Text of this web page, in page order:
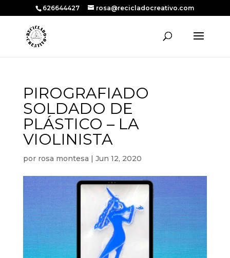
626644427 rosa@recicladocreativo.com
PIROGRAFIADO
SOLDADO DE
PLÁSTICO – LA
VIOLINISTA
por rosa montesa | Jun 12, 2020